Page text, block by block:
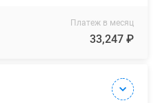
Платеж в месяц
33,247 ₽